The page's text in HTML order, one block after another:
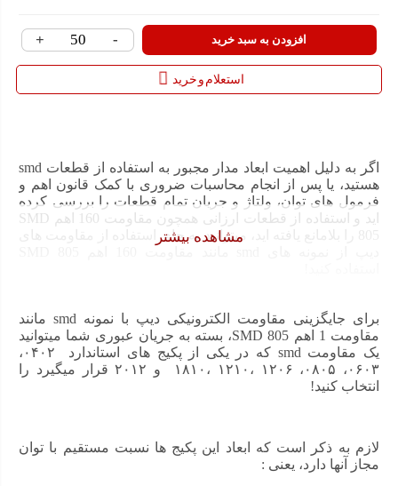
-
مقاومت
160
عدد
+ افزودن به سبد خرید
استعلام و خرید
اگر به دلیل اهمیت ابعاد مدار مجبور به استفاده از قطعات smd
هستید، یا پس از انجام محاسبات ضروری با کمک قانون اهم و
فرمول های توان، ولتاژ و جریان تمام قطعات را بررسی کرده
اید و استفاده از قطعات ارزانی همچون مقاومت 160 اهم SMD
805 را بلامانع یافته اید، میتوانید به جای استفاده از مقاومت های
مشاهده بیشتر
برای جایگزینی مقاومت الکترونیکی دیپ با نمونه smd مانند
مقاومت 1 اهم SMD 805، بسته به جریان عبوری شما میتوانید
یک مقاومت smd که در یکی از پکیج های استاندارد ۰۴۰۲،
۰۶۰۳، ۰۸۰۵، ۱۲۰۶ ،۱۲۱۰ ،۱۸۱۰ و ۲۰۱۲ قرار میگیرد را
انتخاب کنید!
لازم به ذکر است که ابعاد این پکیج ها نسبت مستقیم با توان
مجاز آنها دارد، یعنی :